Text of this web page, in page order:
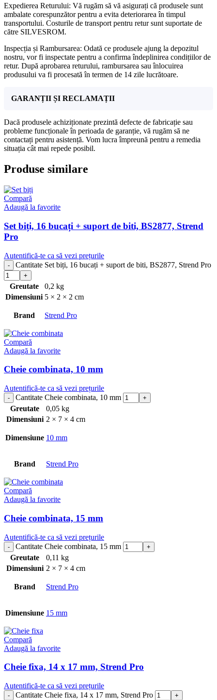
Expedierea Returului: Vă rugăm să vă asigurați că produsele sunt
ambalate corespunzător pentru a evita deteriorarea în timpul
transportului. Costurile de transport pentru retur sunt suportate de
către SILVESROM.
Inspecția și Rambursarea: Odată ce produsele ajung la depozitul
nostru, vor fi inspectate pentru a confirma îndeplinirea condițiilor de
retur. După aprobarea returului, rambursarea sau înlocuirea
produsului va fi procesată în termen de 14 zile lucrătoare.
GARANȚII ȘI RECLAMAȚII
Dacă produsele achiziționate prezintă defecte de fabricație sau
probleme funcționale în perioada de garanție, vă rugăm să ne
contactați pentru asistență. Vom lucra împreună pentru a remedia
situația cât mai repede posibil.
Produse similare
Compară
Adaugă la favorite
Set biți, 16 bucați + suport de biti, BS2877, Strend
Pro
Autentifică-te ca să vezi prețurile
Cantitate Set biți, 16 bucați + suport de biti, BS2877, Strend Pro
Greutate
0,2 kg
Dimensiuni 5 × 2 × 2 cm
Brand Strend Pro
Compară
Adaugă la favorite
Cheie combinata, 10 mm
Autentifică-te ca să vezi prețurile
Cantitate Cheie combinata, 10 mm
Greutate
0,05 kg
Dimensiuni 2 × 7 × 4 cm
Dimensiune 10 mm
Brand Strend Pro
Compară
Adaugă la favorite
Cheie combinata, 15 mm
Autentifică-te ca să vezi prețurile
Cantitate Cheie combinata, 15 mm
Greutate
0,11 kg
Dimensiuni 2 × 7 × 4 cm
Brand Strend Pro
Dimensiune 15 mm
Compară
Adaugă la favorite
Cheie fixa, 14 x 17 mm, Strend Pro
Autentifică-te ca să vezi prețurile
Cantitate Cheie fixa, 14 x 17 mm, Strend Pro